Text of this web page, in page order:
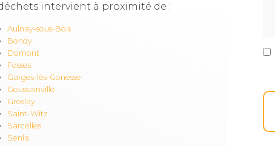
intervient à proximité de :
Aulnay-sous-Bois
Bondy
Domont
Fosses
Garges-lès-Gonesse
Goussainville
Groslay
Saint-Witz
Sarcelles
Senlis